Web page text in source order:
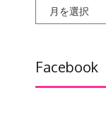
ブ
Facebook